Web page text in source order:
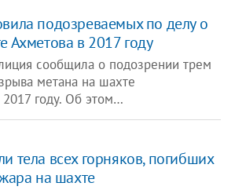
подозреваемых по делу о
Ахметова в 2017 году
сообщила о подозрении трем
метана на шахте
году. Об этом…
тела всех горняков, погибших
на шахте